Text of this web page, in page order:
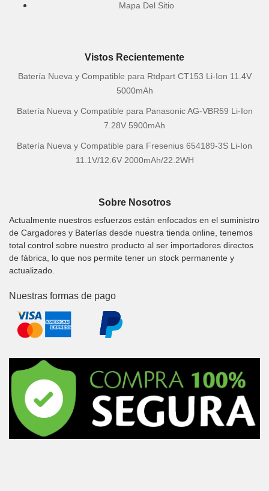
Mapa Del Sitio
Vistos Recientemente
Batería Nueva y Compatible para Rtdpart CT153 Li-Ion 11.4V
5000mAh
Batería Nueva y Compatible para Panasonic AG-VBR59 Li-Ion
7.28V 5900mAh
Batería Nueva y Compatible para Fresenius 654189-3S Li-Ion
11.1V/12.6V 2000mAh/22.2WH
Sobre Nosotros
Actualmente nuestros esfuerzos están enfocados en el suministro
de Cargadores y Baterías desde nuestra tienda online, tenemos
total control sobre nuestro producto al ser importadores directos
de fábrica, lo que nos permite tener un stock permanente y
actualizado.
Nuestras formas de pago